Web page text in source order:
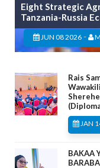
Eight Strategic
Tanzania-Russia
JUN 08 2026 -
Rais
JAN
BAKAA